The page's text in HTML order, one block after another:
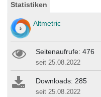
Statistiken
Altmetric
Seitenaufrufe: 476
seit 25.08.2022
Downloads: 285
seit 25.08.2022